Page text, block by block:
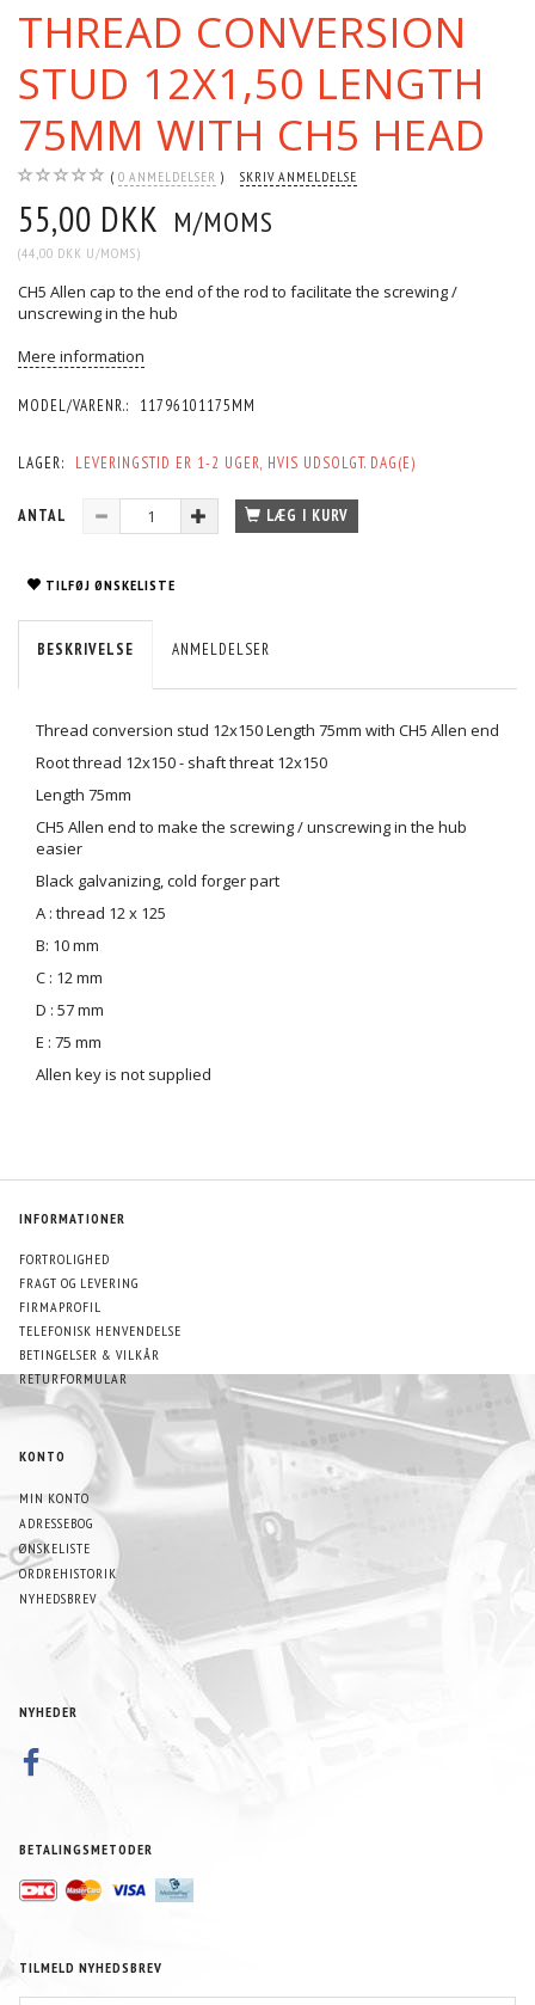
THREAD CONVERSION
STUD 12X1,50 LENGTH
75MM WITH CH5 HEAD
0 ANMELDELSER SKRIV ANMELDELSE
55,00 DKK M/MOMS
(44,00 DKK U/MOMS)
CH5 Allen cap to the end of the rod to facilitate the screwing /
unscrewing in the hub
Mere information
MODEL/VARENR.: 11796101175MM
LAGER: LEVERINGSTID ER 1-2 UGER, HVIS UDSOLGT. DAG(E)
ANTAL LÆG I KURV
TILFØJ ØNSKELISTE
BESKRIVELSE ANMELDELSER
Thread conversion stud 12x150 Length 75mm with CH5 Allen end
Root thread 12x150 - shaft threat 12x150
Length 75mm
CH5 Allen end to make the screwing / unscrewing in the hub
easier
Black galvanizing, cold forger part
A : thread 12 x 125
B: 10 mm
C : 12 mm
D : 57 mm
E : 75 mm
Allen key is not supplied
INFORMATIONER
FORTROLIGHED
FRAGT OG LEVERING
FIRMAPROFIL
TELEFONISK HENVENDELSE
BETINGELSER & VILKÅR
RETURFORMULAR
KONTO
MIN KONTO
ADRESSEBOG
ØNSKELISTE
ORDREHISTORIK
NYHEDSBREV
NYHEDER
BETALINGSMETODER
TILMELD NYHEDSBREV